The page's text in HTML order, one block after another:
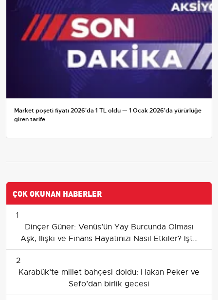
Market poşeti fiyatı 2026'da 1 TL oldu — 1 Ocak 2026'da yürürlüğe
giren tarife
ÇOK OKUNAN HABERLER
1
Dinçer Güner: Venüs’ün Yay Burcunda Olması
Aşk, İlişki ve Finans Hayatınızı Nasıl Etkiler? İşte
Cevabı
2
Karabük’te millet bahçesi doldu: Hakan Peker ve
Sefo’dan birlik gecesi